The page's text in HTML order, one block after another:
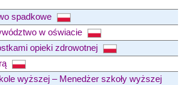
spadkowe
w oświacie
opieki zdrowotnej
wyższej – Menedżer szkoły wyższej